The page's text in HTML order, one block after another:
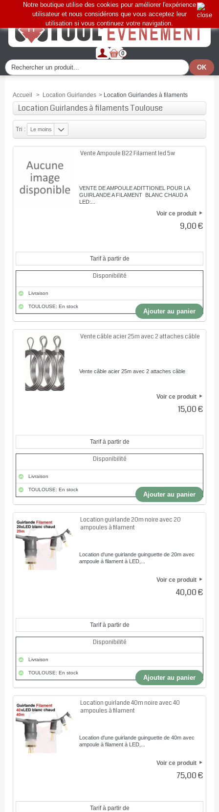
0
Notre boutique utilise des cookies pour améliorer l'expérience
utilisateur et nous considérons que vous acceptez leur
utilisation si vous continuez votre navigation.
Accueil > Location Guirlandes > Location Guirlandes à filaments
Location Guirlandes à filaments Toulouse
Tri :
Le moins
Vente Ampoule B22 Filament led 5w
VENTE DE AMPOULE ADITTIONEL POUR LA
GUIRLANDE A FILAMENT BLANC CHAUD A
LED:...
Voir ce produit
9,00 €
Tarif à partir de
Disponibilité
Livraison
TOULOUSE: En stock
Ajouter au panier
Vente câble acier 25m avec 2 attaches câble
Vente câble acier 25m avec 2 attaches câble
Voir ce produit
15,00 €
Tarif à partir de
Disponibilité
Livraison
TOULOUSE: En stock
Ajouter au panier
Location guirlande 20m noire avec 20
ampoules à filament
Location d'une guirlande guinguette de 20m avec
ampoule à filament à LED,...
Voir ce produit
40,00 €
Tarif à partir de
Disponibilité
Livraison
TOULOUSE: En stock
Ajouter au panier
Location guirlande 40m noire avec 40
ampoules à filament
Location d'une guirlande guinguette de 40m avec
ampoule à filament à LED,...
Voir ce produit
75,00 €
Tarif à partir de